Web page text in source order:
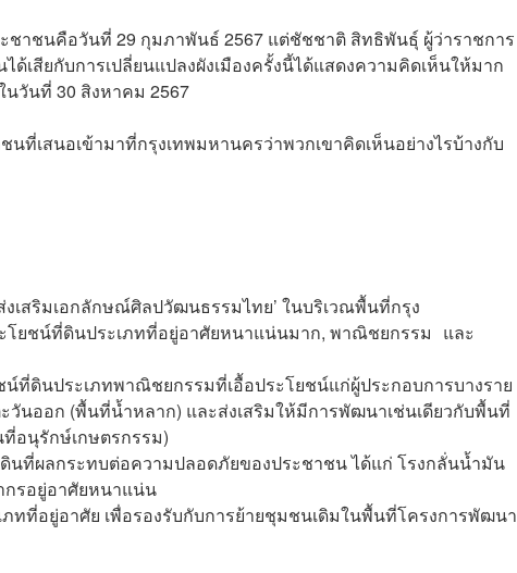
ชาชนคือวันที่ 29 กุมภาพันธ์ 2567 แต่ชัชชาติ สิทธิพันธุ์ ผู้ว่าราชการ
ด้เสียกับการเปลี่ยนแปลงผังเมืองครั้งนี้ได้แสดงความคิดเห็นให้มาก
นวันที่ 30 สิงหาคม 2567
ที่เสนอเข้ามาที่กรุงเทพมหานครว่าพวกเขาคิดเห็นอย่างไรบ้างกับ
เสริมเอกลักษณ์ศิลปวัฒนธรรมไทย’ ในบริเวณพื้นที่กรุง
โยชน์ที่ดินประเภทที่อยู่อาศัยหนาแน่นมาก, พาณิชยกรรม และ
ที่ดินประเภทพาณิชยกรรมที่เอื้อประโยชน์แก่ผู้ประกอบการบางราย
นออก (พื้นที่น้ำหลาก) และส่งเสริมให้มีการพัฒนาเช่นเดียวกับพื้นที่
อนุรักษ์เกษตรกรรม)
นที่ผลกระทบต่อความปลอดภัยของประชาชน ได้แก่ โรงกลั่นน้ำมัน
กรอยู่อาศัยหนาแน่น
ทที่อยู่อาศัย เพื่อรองรับกับการย้ายชุมชนเดิมในพื้นที่โครงการพัฒนา